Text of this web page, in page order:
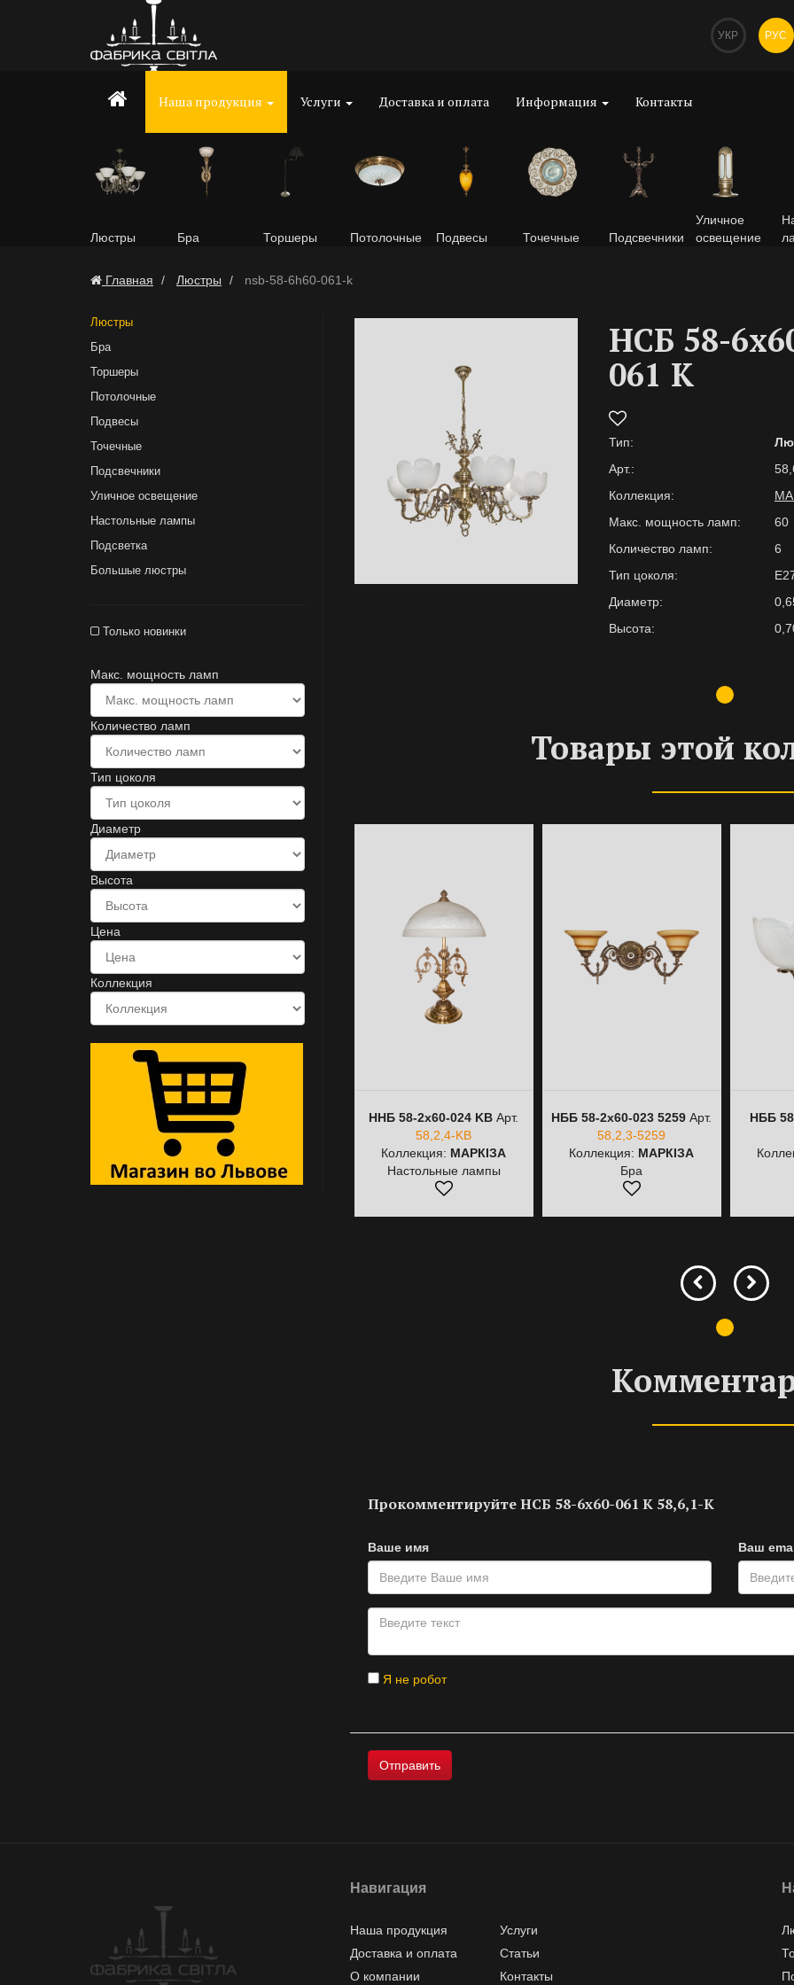
УКР РУС
Наша продукция Услуги Доставка и оплата Информация Контакты
Люстры Бра Торшеры Потолочные Подвесы Точечные Подсвечники
Уличное
освещение
Главная Люстры nsb-58-6h60-061-k
Люстры
Бра
Торшеры
Потолочные
Подвесы
Точечные
Подсвечники
Уличное освещение
Настольные лампы
Подсветка
Большые люстры
Только новинки
Макс. мощность ламп
Количество ламп
Тип цоколя
Диаметр
Высота
Цена
Коллекция
НСБ 58-
061 К
Тип:
Арт.:
Коллекция:
Макс. мощность ламп:
60
Количество ламп:
6
Тип цоколя:
Диаметр:
Высота:
Товары этой
ННБ 58-2х60-024 KB Арт.
58,2,4-KB
Коллекция: МАРКІЗА
Настольные лампы
НББ 58-2х60-023 5259 Арт.
58,2,3-5259
Коллекция: МАРКІЗА
Бра
НББ
Прокомментируйте НСБ 58-6х60-061 К 58,6,1-К
Ваше имя Ваш
Я не робот
Навигация
Наша продукция
Услуги
Доставка и оплата
Статьи
О компании
Контакты